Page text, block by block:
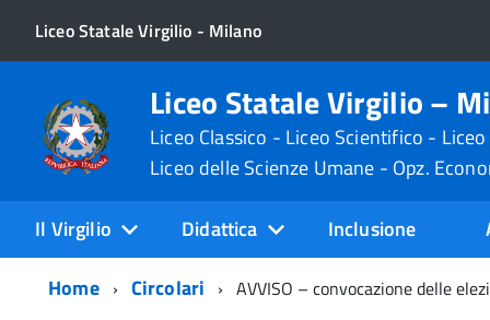
Liceo Statale Virgilio - Milano
Liceo Statale Virgilio –
Liceo Classico - Liceo Scientifico -
Liceo delle Scienze Umane - Opz.
Il Virgilio Didattica Inclusione
Home
Circolari AVVISO – convocazione delle